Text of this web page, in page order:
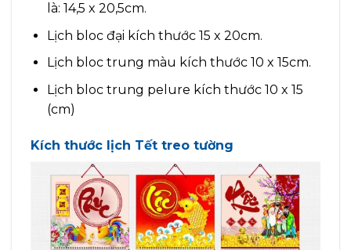
là: 14,5 x 20,5cm.
Lịch bloc đại kích thước 15 x 20cm.
Lịch bloc trung màu kích thước 10 x 15cm.
Lịch bloc trung pelure kích thước 10 x 15
(cm)
Kích thước lịch Tết treo tường